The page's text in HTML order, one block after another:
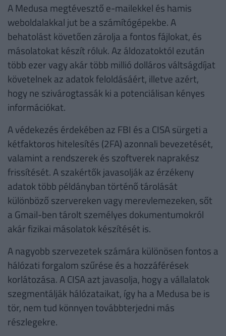
A Medusa megtévesztő e-mailekkel és hamis
weboldalakkal jut be a számítógépekbe. A
behatolást követően zárolja a fontos fájlokat, és
másolatokat készít róluk. Az áldozatoktól ezután
több ezer vagy akár több millió dolláros váltságdíjat
követelnek az adatok feloldásáért, illetve azért,
hogy ne szivárogtassák ki a potenciálisan kényes
információkat.
A védekezés érdekében az FBI és a CISA sürgeti a
kétfaktoros hitelesítés (2FA) azonnali bevezetését,
valamint a rendszerek és szoftverek naprakész
frissítését. A szakértők javasolják az érzékeny
adatok több példányban történő tárolását
különböző szervereken vagy merevlemezeken, sőt
a Gmail-ben tárolt személyes dokumentumokról
akár fizikai másolatok készítését is.
A nagyobb szervezetek számára különösen fontos a
hálózati forgalom szűrése és a hozzáférések
korlátozása. A CISA azt javasolja, hogy a vállalatok
szegmentálják hálózataikat, így ha a Medusa be is
tör, nem tud könnyen továbbterjedni más
részlegekre.